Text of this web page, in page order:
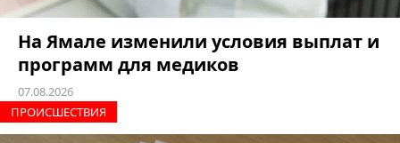
На Ямале изменили условия выплат и
программ для медиков
07.08.2026
ПРОИCШЕСТВИЯ